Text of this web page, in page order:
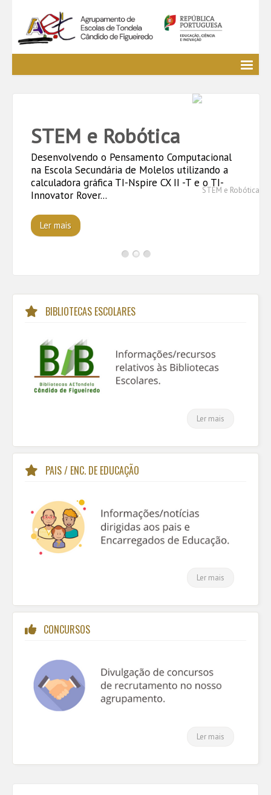
Cursos Profissionais
Media AETCF
Legislação
STEM e Robótica
Desenvolvendo o Pensamento Computacional
na Escola Secundária de Molelos utilizando a
calculadora gráfica TI-Nspire CX II -T e o TI-
Innovator Rover...
Ler mais
BIBLIOTECAS ESCOLARES
Ler mais
PAIS / ENC. DE EDUCAÇÃO
Ler mais
CONCURSOS
Ler mais